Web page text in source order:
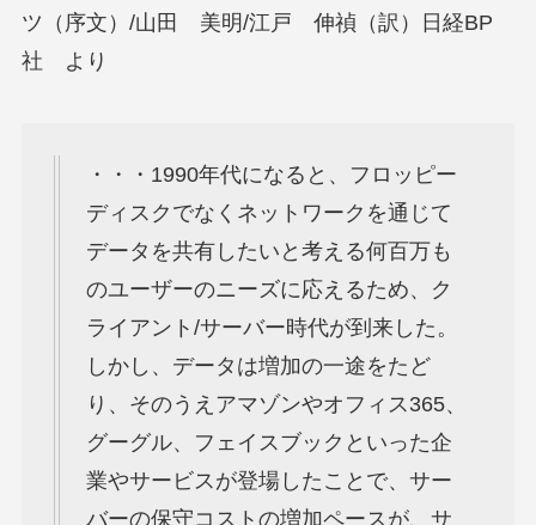
ツ（序文）/山田 美明/江戸 伸禎（訳）日経BP
社 より
・・・1990年代になると、フロッピー
ディスクでなくネットワークを通じて
データを共有したいと考える何百万も
のユーザーのニーズに応えるため、ク
ライアント/サーバー時代が到来した。
しかし、データは増加の一途をたど
り、そのうえアマゾンやオフィス365、
グーグル、フェイスブックといった企
業やサービスが登場したことで、サー
バーの保守コストの増加ペースが、サ